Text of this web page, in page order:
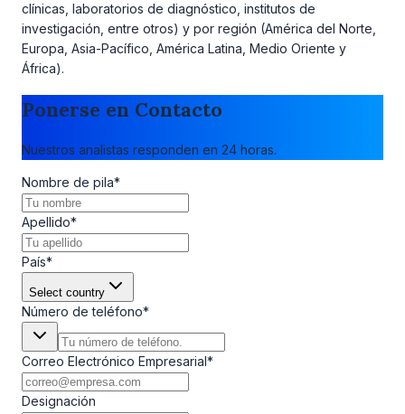
clínicas, laboratorios de diagnóstico, institutos de
investigación, entre otros) y por región (América del Norte,
Europa, Asia-Pacífico, América Latina, Medio Oriente y
África).
Ponerse en Contacto
Nuestros analistas responden en 24 horas.
Nombre de pila*
Apellido*
País*
Select country
Número de teléfono*
Correo Electrónico Empresarial*
Designación